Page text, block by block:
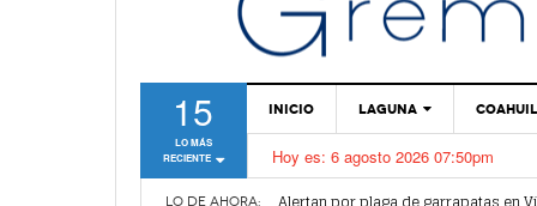
15
LO MÁS
RECIENTE
INICIO LAGUNA
TORREÓN
GÓMEZ PALACIO
Hoy es: 6 agosto 2026 07:50pm
LO DE AHORA: